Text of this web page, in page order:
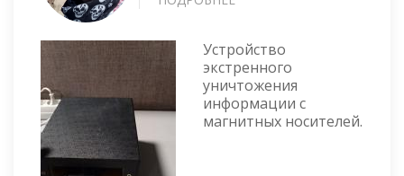
МАГНИТНЫХ
НОСИТЕЛЕЙ
Устройство
экстренного
уничтожения
информации с
магнитных носителей.